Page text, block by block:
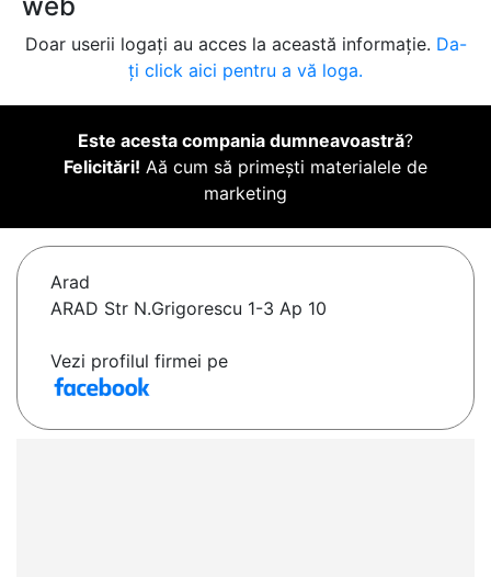
Doar userii logați au acces la această informație. Da-
ți click aici pentru a vă loga.
Este acesta compania dumneavoastră?
Felicitări! Aă cum să primești materialele de
marketing
Arad
ARAD Str N.Grigorescu 1-3 Ap 10
Vezi profilul firmei pe